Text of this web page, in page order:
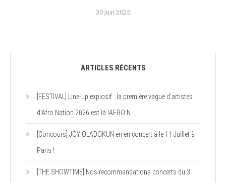
30 juin 2025
ARTICLES RÉCENTS
[FESTIVAL] Line-up explosif : la première vague d’artistes
d’Afro Nation 2026 est là !AFRO N
[Concours] JOY OLADOKUN en en concert à le 11 Juillet à
Paris !
[THE SHOWTIME] Nos recommandations concerts du 3